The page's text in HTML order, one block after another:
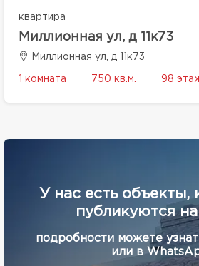
квартира
Миллионная ул, д 11к73
Миллионная ул, д 11к73
1 комната 750 кв.м. 98
У нас есть объекты,
публикуются на
подробности можете
или в